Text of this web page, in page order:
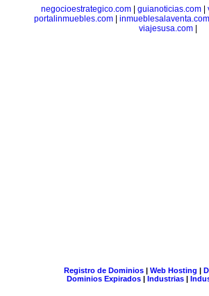
negocioestrategico.com| guianoticias.com|
portalinmuebles.com
inmueblesalaventa.com
viajesusa.com
Registro de Dominios| Web Hosting |
Dominios Expirados | Industrias |